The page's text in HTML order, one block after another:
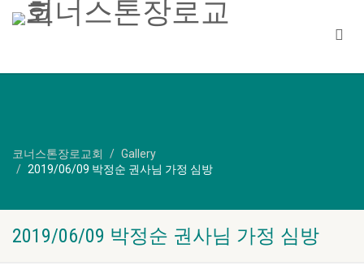
코너스톤장로교회
Gallery
2019/06/09 박정순 권사님 가정 심방
2019/06/09 박정순 권사님 가정 심방